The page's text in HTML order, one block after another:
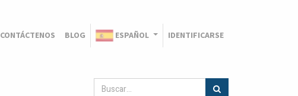
CONTÁCTENOS BLOG ESPAÑOL IDENTIFICARSE